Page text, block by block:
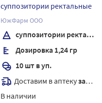
суппозитории ректальные
ЮжФарм ООО
суппозитории ректальные
Дозировка 1,24 гр
10 шт в уп.
Доставим в аптекузавтра
В наличии